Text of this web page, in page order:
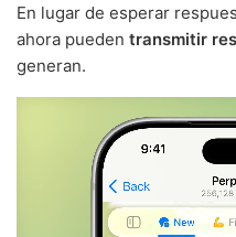
En lugar de esperar
ahora pueden transmitir
generan.